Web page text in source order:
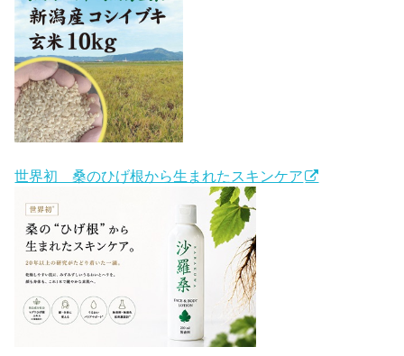
世界初 桑のひげ根から生まれたスキンケア